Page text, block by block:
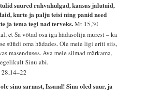
suured rahvahulgad, kaasas jalutuid,
kurte ja palju teisi ning panid need
ja tema tegi nad terveks.Mt 15,30
et Sa võtad osa iga hädasolija murest – ka
süüdi oma hädades. Ole meie ligi eriti siis,
masenduses. Ava meie silmad märkama,
Sinu abi.
sinu sarnast, Issand! Sina oled suur, ja